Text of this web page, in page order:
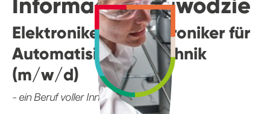
Elektronikerin/ Elektroniker für
Automatisierungstechnik
(m/w/d)
- ein Beruf voller Innovationen